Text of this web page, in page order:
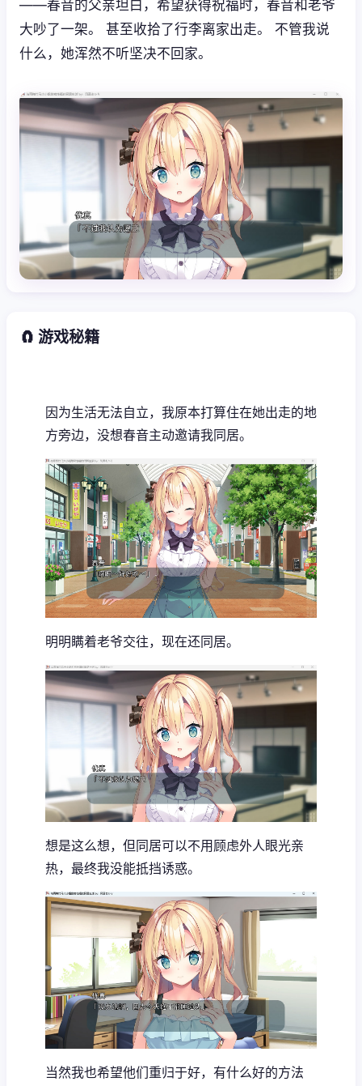
——春音的父亲坦白，希望获得祝福时，春音和老爷
大吵了一架。 甚至收拾了行李离家出走。 不管我说
什么，她浑然不听坚决不回家。
🧲 游戏秘籍
因为生活无法自立，我原本打算住在她出走的地
方旁边，没想春音主动邀请我同居。
明明瞒着老爷交往，现在还同居。
想是这么想，但同居可以不用顾虑外人眼光亲
热，最终我没能抵挡诱惑。
当然我也希望他们重归于好，有什么好的方法